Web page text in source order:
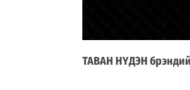
ТАВАН НҮДЭН